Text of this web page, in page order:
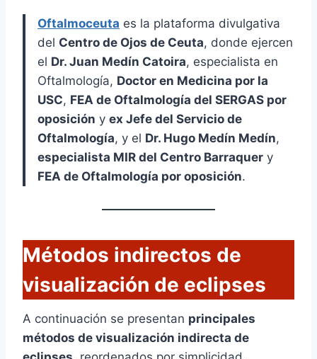
Oftalmoceuta es la plataforma divulgativa
del Centro de Ojos de Ceuta, donde ejercen
el Dr. Juan Medín Catoira, especialista en
Oftalmología, Doctor en Medicina por la
USC, FEA de Oftalmología del SERGAS por
oposición y ex Jefe del Servicio de
Oftalmología, y el Dr. Hugo Medín Medín,
especialista MIR del Centro Barraquer y
FEA de Oftalmología por oposición.
Métodos indirectos de
visualización de eclipses
A continuación se presentan principales
métodos de visualización indirecta de